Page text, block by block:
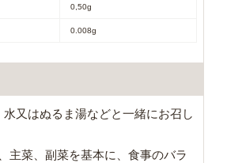
0,50g
0.008g
水又はぬるま湯などと一緒にお召し
主菜、副菜を基本に、食事のバラ